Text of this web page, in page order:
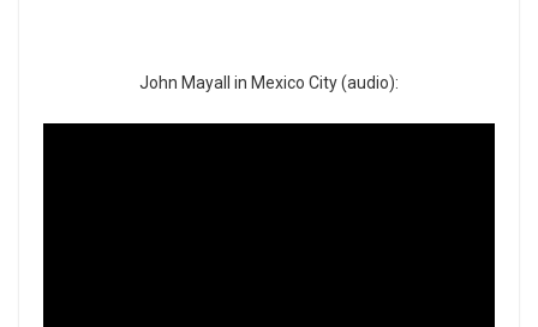
John Mayall in Mexico City (audio):